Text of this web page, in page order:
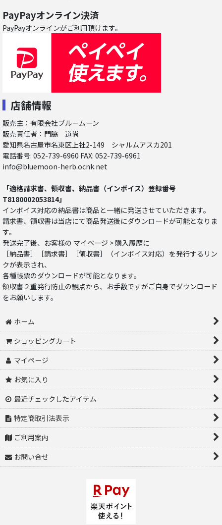
PayPayオンライン決済
PayPayオンラインがご利用頂けます。
店舗情報
販売主：有限会社ブルームーン
販売責任者：門脇 道尚
愛知県名古屋市名東区上社2-149 シャルムアスカ201
電話番号: 052-739-6960 FAX: 052-739-6961
info@bluemoon-herb.ocnk.net
「適格請求書、領収書、納品書（インボイス）登録番号
T8180002053814」
インボイス対応の納品書は商品と一緒に発送させていただきます。
請求書、領収書は当店にて商品発送後にダウンロードが可能となりま
す。
発送完了後、お客様の マイページ > 購入履歴に
［納品書］［請求書］［領収書］（インボイス対応）を発行するリン
クが表示され、
各種帳票のダウンロードが可能となります。
領収書２重発行防止の観点から、お手数ですがご自身でダウンロード
をお願いします。
ホーム
ショッピングカート
マイページ
お気に入り
最近チェックしたアイテム
特定商取引法表示
ご利用案内
お問い合せ